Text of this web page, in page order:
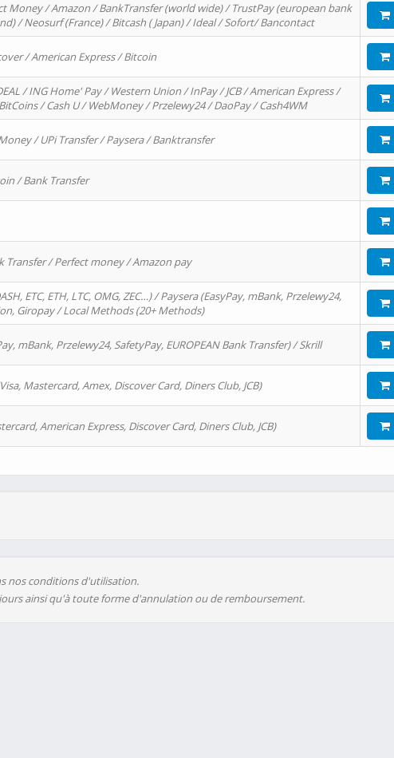
Money / Amazon / BankTransfer (world wide) / TrustPay (european bank
/ Neosurf (France) / Bitcash ( Japan) / Ideal / Sofort/ Bancontact
/ American Express / Bitcoin
/ ING Home' Pay / Western Union / InPay / JCB / American Express /
/ Cash U / WebMoney / Przelewy24 / DaoPay / Cash4WM
/ UPi Transfer / Paysera / Banktransfer
/ Bank Transfer
Transfer / Perfect money / Amazon pay
ETC, ETH, LTC, OMG, ZEC…) / Paysera (EasyPay, mBank, Przelewy24,
Giropay / Local Methods (20+ Methods)
mBank, Przelewy24, SafetyPay, EUROPEAN Bank Transfer) / Skrill
Mastercard, Amex, Discover Card, Diners Club, JCB)
American Express, Discover Card, Diners Club, JCB)
nos conditions d'utilisation.
ainsi qu'à toute forme d'annulation ou de remboursement.